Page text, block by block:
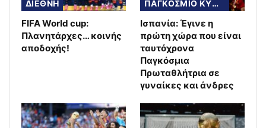
ΔΙΕΘΝΗ
FIFA World cup:
Πλανητάρχες… κοινής
αποδοχής!
ΠΑΓΚΟΣΜΙΟ ΚΥΠΕΛΛΟ
Ισπανία: Έγινε η
πρώτη χώρα που είναι
ταυτόχρονα
Παγκόσμια
Πρωταθλήτρια σε
γυναίκες και άνδρες